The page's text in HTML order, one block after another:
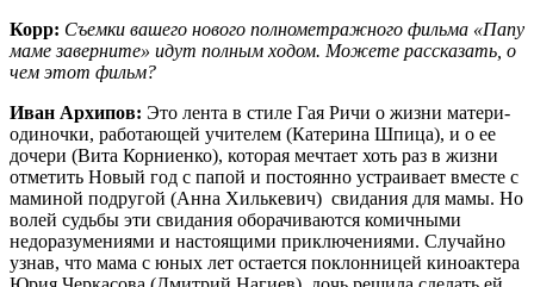
Корр: Съемки вашего нового полнометражного фильма «Папу
маме заверните» идут полным ходом. Можете рассказать, о
чем этот фильм?
Иван Архипов: Это лента в стиле Гая Ричи о жизни матери-
одиночки, работающей учителем (Катерина Шпица), и о ее
дочери (Вита Корниенко), которая мечтает хоть раз в жизни
отметить Новый год с папой и постоянно устраивает вместе с
маминой подругой (Анна Хилькевич) свидания для мамы. Но
волей судьбы эти свидания оборачиваются комичными
недоразумениями и настоящими приключениями. Случайно
узнав, что мама с юных лет остается поклонницей киноактера